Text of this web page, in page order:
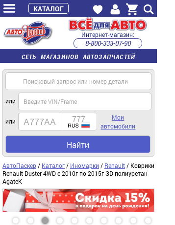
СЕТЬ МАГАЗИНОВ АВТОЗАПЧАСТЕЙ
Интернет-магазин:
8-800-333-07-90
часы работы с 9:00 до 22:00 (пн-пт)
или
или
Мои
автомобили
Найти
АвтоПаскер / Каталог / Иномарки / Renault / Коврики
Renault Duster 4WD с 2010г по 2015г ЗD полиуретан
AgateK
КАТАЛОГ